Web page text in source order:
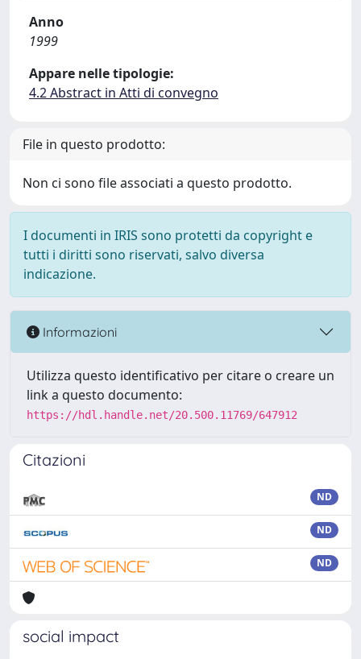
Anno
1999
Appare nelle tipologie:
4.2 Abstract in Atti di convegno
File in questo prodotto:
Non ci sono file associati a questo prodotto.
I documenti in IRIS sono protetti da copyright e
tutti i diritti sono riservati, salvo diversa
indicazione.
Informazioni
Utilizza questo identificativo per citare o creare un
link a questo documento:
https://hdl.handle.net/20.500.11769/647912
Citazioni
ND
ND
ND
social impact